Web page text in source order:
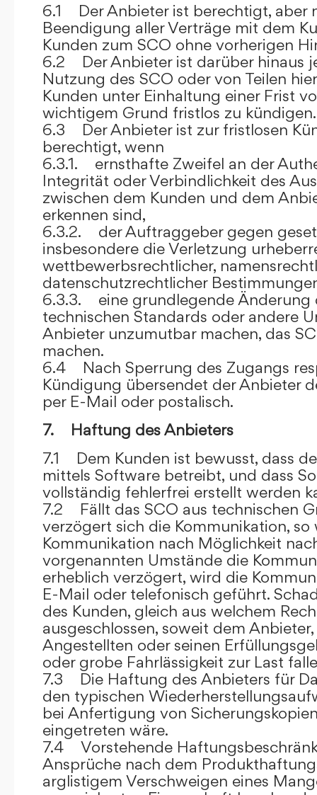
6.1 Der Anbieter ist berechtigt, aber
Beendigung aller Verträge mit dem
Kunden zum SCO ohne vorherigen
6.2 Der Anbieter ist darüber hinaus
Nutzung des SCO oder von Teilen
Kunden unter Einhaltung einer Frist
wichtigem Grund fristlos zu kündigen.
6.3 Der Anbieter ist zur fristlosen
berechtigt, wenn
6.3.1. ernsthafte Zweifel an der
Integrität oder Verbindlichkeit des
zwischen dem Kunden und dem
erkennen sind,
6.3.2. der Auftraggeber gegen
insbesondere die Verletzung
wettbewerbsrechtlicher,
datenschutzrechtlicher
6.3.3. eine grundlegende Änderung
technischen Standards oder andere
Anbieter unzumutbar machen, das
machen.
6.4 Nach Sperrung des Zugangs
Kündigung übersendet der Anbieter
per E-Mail oder postalisch.
7. Haftung des Anbieters
7.1 Dem Kunden ist bewusst, dass
mittels Software betreibt, und dass
vollständig fehlerfrei erstellt werden
7.2 Fällt das SCO aus technischen
verzögert sich die Kommunikation, so
Kommunikation nach Möglichkeit
vorgenannten Umstände die
erheblich verzögert, wird die
E-Mail oder telefonisch geführt.
des Kunden, gleich aus welchem
ausgeschlossen, soweit dem
Angestellten oder seinen
oder grobe Fahrlässigkeit zur Last
7.3 Die Haftung des Anbieters für
den typischen
bei Anfertigung von
eingetreten wäre.
7.4 Vorstehende
Ansprüche nach dem
arglistigem Verschweigen eines